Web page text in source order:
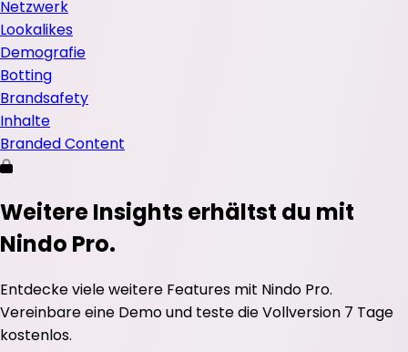
Netzwerk
Lookalikes
Demografie
Botting
Brandsafety
Inhalte
Branded Content
Weitere Insights erhältst du mit
Nindo Pro.
Entdecke viele weitere Features mit Nindo Pro.
Vereinbare eine Demo und teste die Vollversion 7 Tage
kostenlos.